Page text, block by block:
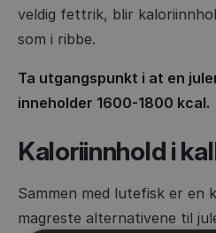
veldig fettrik, blir
som i ribbe.
Ta utgangspunkt i at en
inneholder 1600-1800 kcal.
Kaloriinnhold i
Sammen med lutefisk er en
magreste alternativene til